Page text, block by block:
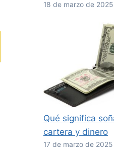
18 de marzo de 2025
Qué significa
cartera y dinero
17 de marzo de 2025